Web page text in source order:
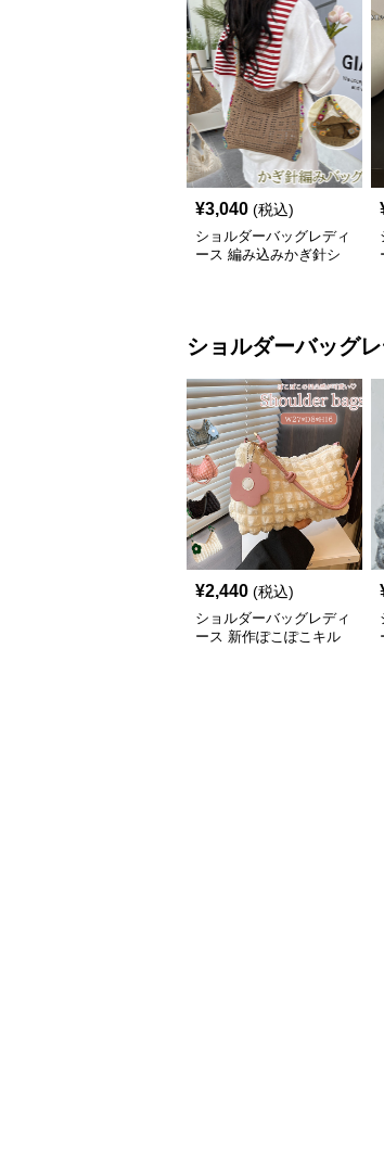
¥3,040 (税込)
ショルダーバッグレディ
ース 編み込みかぎ針シ
ショルダーバッグ
¥2,440 (税込)
ショルダーバッグレディ
ース 新作ぽこぽこキル